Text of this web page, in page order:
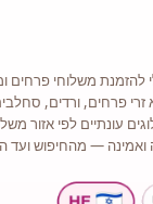
להזמנת משלוחי פרחים
פרחים, ורדים,
עונתיים לפי אזור
ואמינה — מהחיפוש ועד